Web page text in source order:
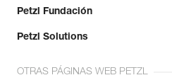
Petzl Fundación
Petzl Solutions
OTRAS PÁGINAS WEB PETZL